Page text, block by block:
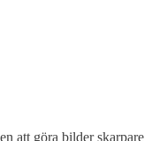
att göra bilder skarpare